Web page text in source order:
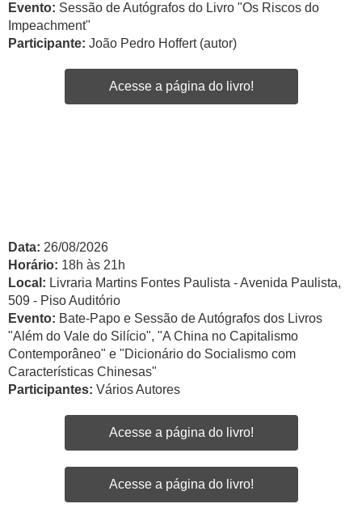
Evento: Sessão de Autógrafos do Livro "Os Riscos do
Impeachment"
Participante: João Pedro Hoffert (autor)
Acesse a página do livro!
Data: 26/08/2026
Horário: 18h às 21h
Local: Livraria Martins Fontes Paulista - Avenida Paulista,
509 - Piso Auditório
Evento: Bate-Papo e Sessão de Autógrafos dos Livros
"Além do Vale do Silício", "A China no Capitalismo
Contemporâneo" e "Dicionário do Socialismo com
Características Chinesas"
Participantes: Vários Autores
Acesse a página do livro!
Acesse a página do livro!